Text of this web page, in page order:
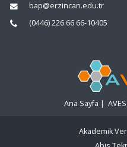
bap@erzincan.edu.tr
(0446) 226 66 66-10405
Ana Sayfa |
Akademik